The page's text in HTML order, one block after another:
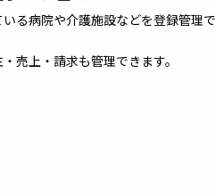
る病院や介護施設などを登録管理で
売上・請求も管理できます。